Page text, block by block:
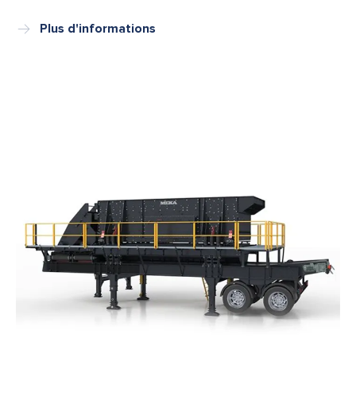
Plus d'informations